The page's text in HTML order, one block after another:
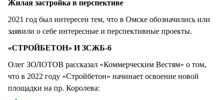
Жилая застройка в перспективе
2021 год был интересен тем, что в Омске обозначились или
заявили о себе интересные и перспективные проекты.
«СТРОЙБЕТОН» И ЗСЖБ-6
Олег ЗОЛОТОВ рассказал «Коммерческим Вестям» о том,
что в 2022 году «Стройбетон» начинает освоение новой
площадки на пр. Королева: